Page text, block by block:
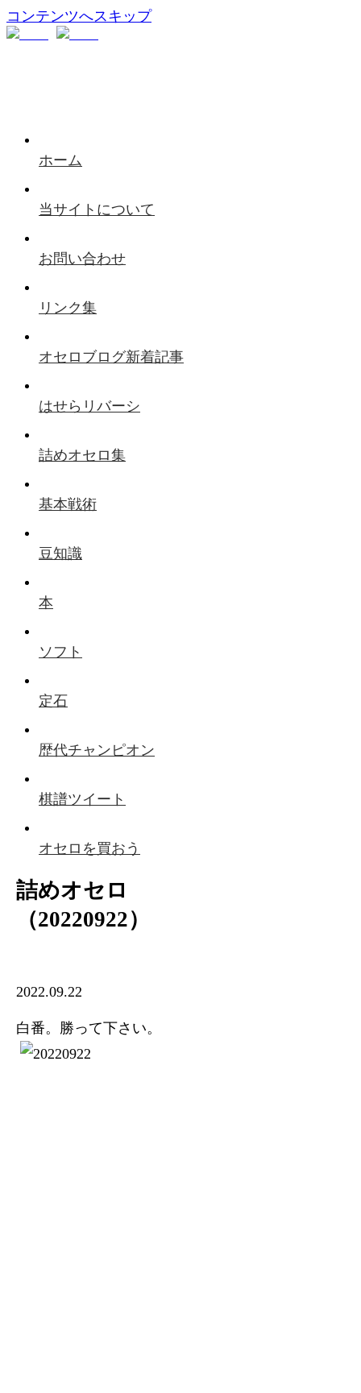
コンテンツへスキップ
ホーム
当サイトについて
お問い合わせ
リンク集
オセロブログ新着記事
はせらリバーシ
詰めオセロ集
基本戦術
豆知識
本
ソフト
定石
歴代チャンピオン
棋譜ツイート
オセロを買おう
詰めオセロ
（20220922）
2022.09.22
白番。勝って下さい。